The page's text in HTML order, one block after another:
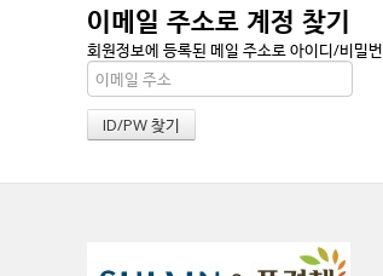
이메일 주소로 계정 찾기
회원정보에 등록된 메일 주소로 아이디/비밀